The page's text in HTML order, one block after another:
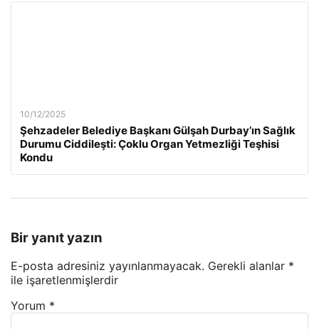
10/12/2025
Şehzadeler Belediye Başkanı Gülşah Durbay’ın Sağlık
Durumu Ciddileşti: Çoklu Organ Yetmezliği Teşhisi
Kondu
Bir yanıt yazın
E-posta adresiniz yayınlanmayacak. Gerekli alanlar *
ile işaretlenmişlerdir
Yorum *